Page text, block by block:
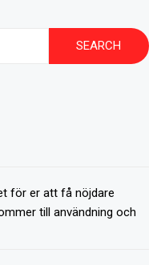
för er att få nöjdare
till användning och